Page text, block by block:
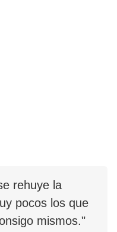
rehuye la
pocos los que
mismos."